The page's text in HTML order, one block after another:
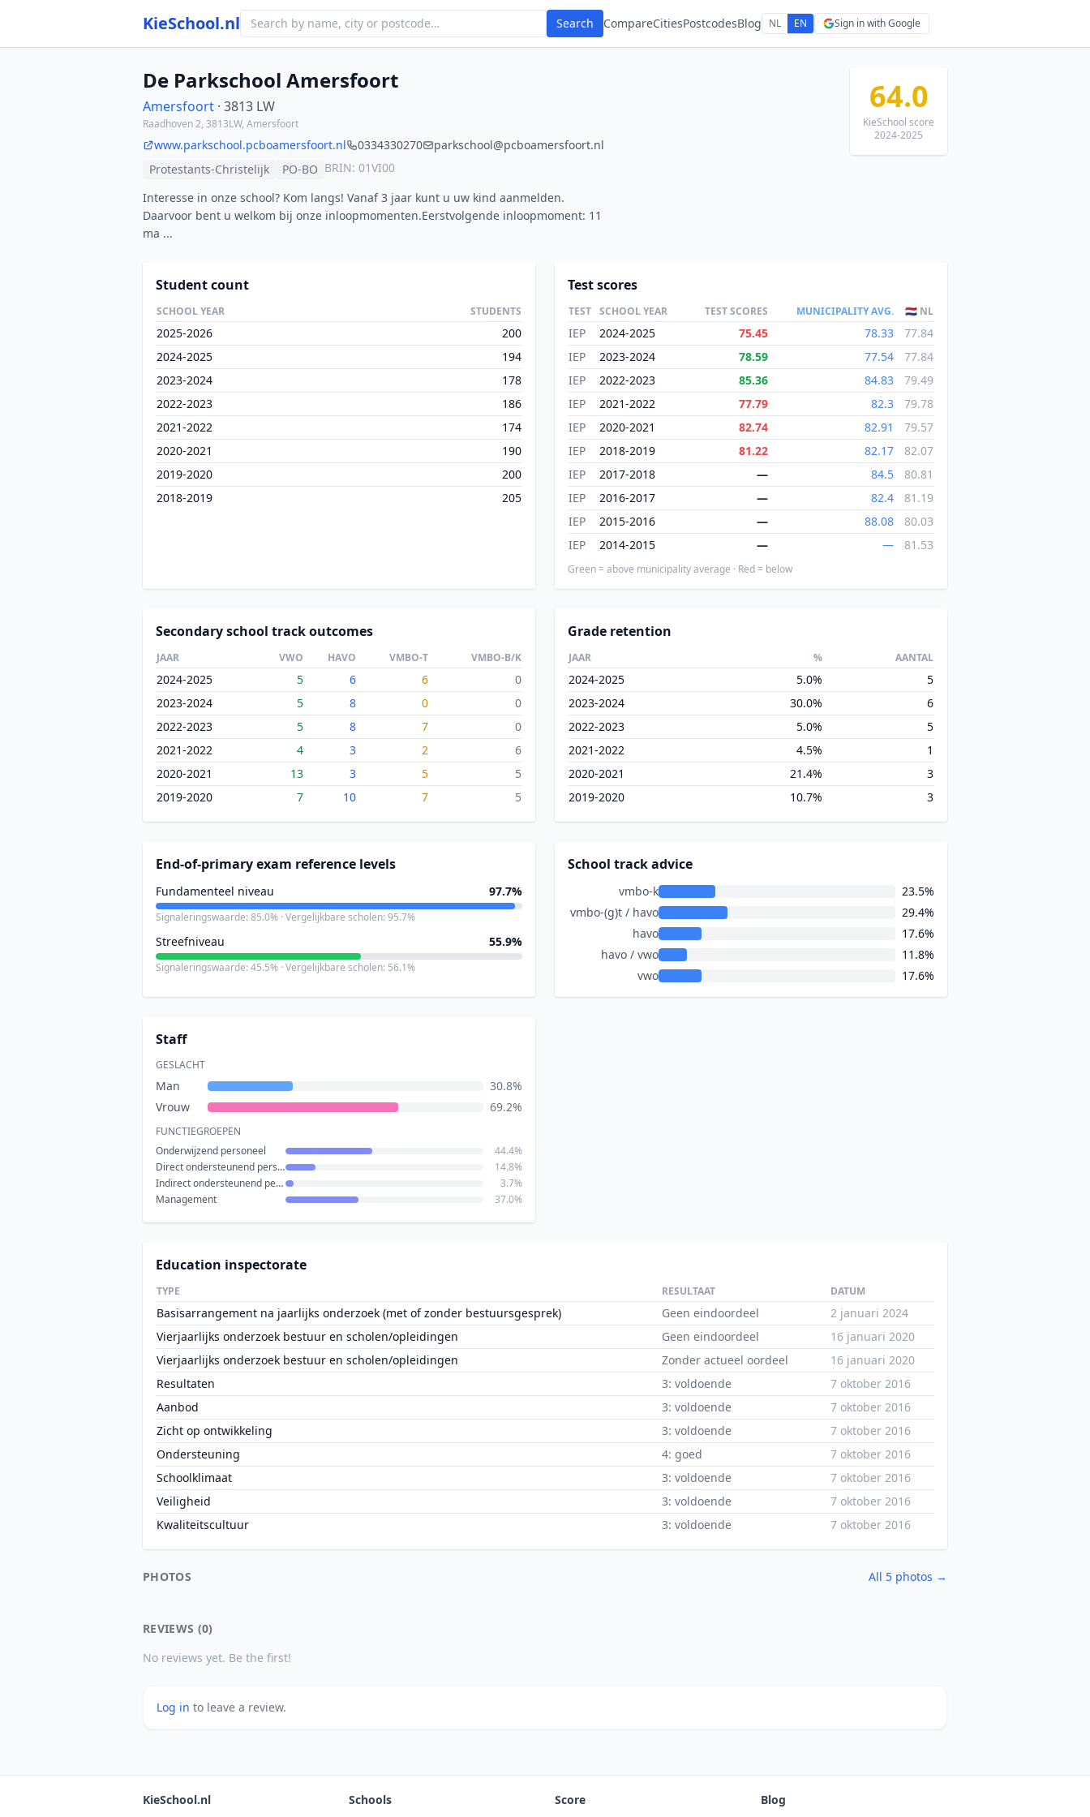
KieSchool.nl Search CompareCitiesPostcodesBlog NL EN Sign in with Google
De Parkschool Amersfoort
Amersfoort · 3813 LW
Raadhoven 2, 3813LW, Amersfoort
www.parkschool.pcboamersfoort.nl 0334330270
parkschool@pcboamersfoort.nl
Protestants-Christelijk
PO-BO BRIN: 01VI00
Interesse in onze school? Kom langs! Vanaf 3 jaar kunt u uw kind aanmelden.
Daarvoor bent u welkom bij onze inloopmomenten.Eerstvolgende inloopmoment: 11
ma ...
64.0
KieSchool score
2024-2025
Student count
SCHOOL YEAR STUDENTS
2025-2026
200
2024-2025
194
2023-2024
178
2022-2023
186
2021-2022
174
2020-2021
190
2019-2020
200
2018-2019
205
Test scores
TEST SCHOOL YEAR TEST SCORES MUNICIPALITY AVG. 🇳🇱 NL
IEP 2024-2025 75.45 78.33
77.84
IEP
2023-2024 78.59 77.54
77.84
IEP
2022-2023 85.36 84.83
79.49
IEP
2021-2022 77.79 82.3
79.78
IEP
2020-2021 82.74 82.91
79.57
IEP
2018-2019 81.22 82.17
82.07
IEP
2017-2018 — 84.5
80.81
IEP
2016-2017 — 82.4
81.19
IEP
2015-2016 — 88.08
80.03
IEP
2014-2015 — — 81.53
Green = above municipality average · Red = below
Secondary school track outcomes
JAAR VWO HAVO VMBO-T VMBO-B/K
2024-2025 5 6 6
0
2023-2024
5 8 0
0
2022-2023
5 8 7
0
2021-2022
4 3 2
6
2020-2021
13 3 5
5
2019-2020
7 10 7 5
Grade retention
JAAR % AANTAL
2024-2025 5.0%
5
2023-2024
30.0%
6
2022-2023
5.0%
5
2021-2022
4.5%
1
2020-2021
21.4%
3
2019-2020
10.7% 3
End-of-primary exam reference levels
Fundamenteel niveau 97.7%
Signaleringswaarde: 85.0% · Vergelijkbare scholen: 95.7%
Streefniveau 55.9%
Signaleringswaarde: 45.5% · Vergelijkbare scholen: 56.1%
School track advice
vmbo-k
23.5%
vmbo-(g)t / havo
29.4%
havo
17.6%
havo / vwo
11.8%
vwo
17.6%
Staff
GESLACHT
Man
30.8%
Vrouw
69.2%
FUNCTIEGROEPEN
Onderwijzend personeel
44.4%
Direct ondersteunend personeel
14.8%
Indirect ondersteunend personeel
3.7%
Management
37.0%
Education inspectorate
TYPE RESULTAAT DATUM
Basisarrangement na jaarlijks onderzoek (met of zonder bestuursgesprek) Geen eindoordeel
2 januari 2024
Vierjaarlijks onderzoek bestuur en scholen/opleidingen
Geen eindoordeel
16 januari 2020
Vierjaarlijks onderzoek bestuur en scholen/opleidingen
Zonder actueel oordeel
16 januari 2020
Resultaten
3: voldoende
7 oktober 2016
Aanbod
3: voldoende
7 oktober 2016
Zicht op ontwikkeling
3: voldoende
7 oktober 2016
Ondersteuning
4: goed
7 oktober 2016
Schoolklimaat
3: voldoende
7 oktober 2016
Veiligheid
3: voldoende
7 oktober 2016
Kwaliteitscultuur
3: voldoende 7 oktober 2016
PHOTOS All 5 photos →
REVIEWS (0)
No reviews yet. Be the first!
Log in to leave a review.
KieSchool.nl
Schools
Score
Blog